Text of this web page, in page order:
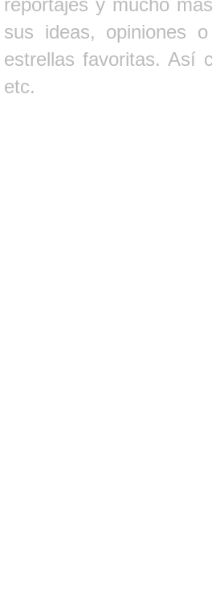
sus ideas, opiniones
estrellas favoritas. Así
etc.